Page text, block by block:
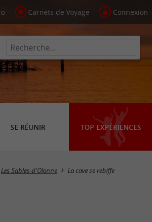
Carnets de Voyage Connexion
SE RÉUNIR TOP EXPÉRIENCES
Les Sables-d'Olonne La cave se rebiffe